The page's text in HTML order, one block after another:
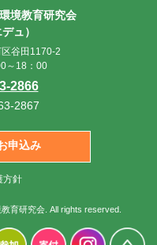
境教育研究会
ュ）
谷田1170-2
～18：00
2866
2867
申込み
方針
育研究会 . All rights reserved.